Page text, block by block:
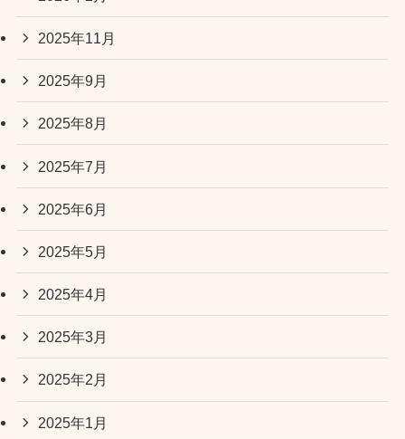
2025年11月
2025年9月
2025年8月
2025年7月
2025年6月
2025年5月
2025年4月
2025年3月
2025年2月
2025年1月